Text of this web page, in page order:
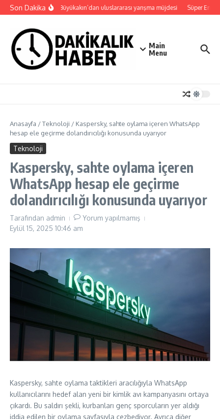
İçeriğe atla
Son DakikaBaşkan Büyükakın’dan uluslararası yarışma müjdesi Süper
Main
Menu
Anasayfa /Teknoloji / Kaspersky, sahte oylama içeren WhatsApp
hesap ele geçirme dolandırıcılığı konusunda uyarıyor
Teknoloji
Kaspersky, sahte oylama içeren
WhatsApp hesap ele geçirme
dolandırıcılığı konusunda uyarıyor
Tarafından admin
Yorum yapılmamış
Eylül 15, 2025 10:46 am
Kaspersky, sahte oylama taktikleri aracılığıyla WhatsApp
kullanıcılarını hedef alan yeni bir kimlik avı kampanyasını ortaya
çıkardı. Bu saldırı şekli, kurbanları genç sporcuların yer aldığı
iddia edilen bir oylama sayfasıyla cezbediyor. Ayrıca diğer